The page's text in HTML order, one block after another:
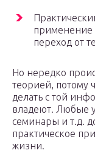
применение
переход от
Но нередко
теорией, потому
делать с той
владеют. Любые
семинары и т.д.
практическое
жизни.